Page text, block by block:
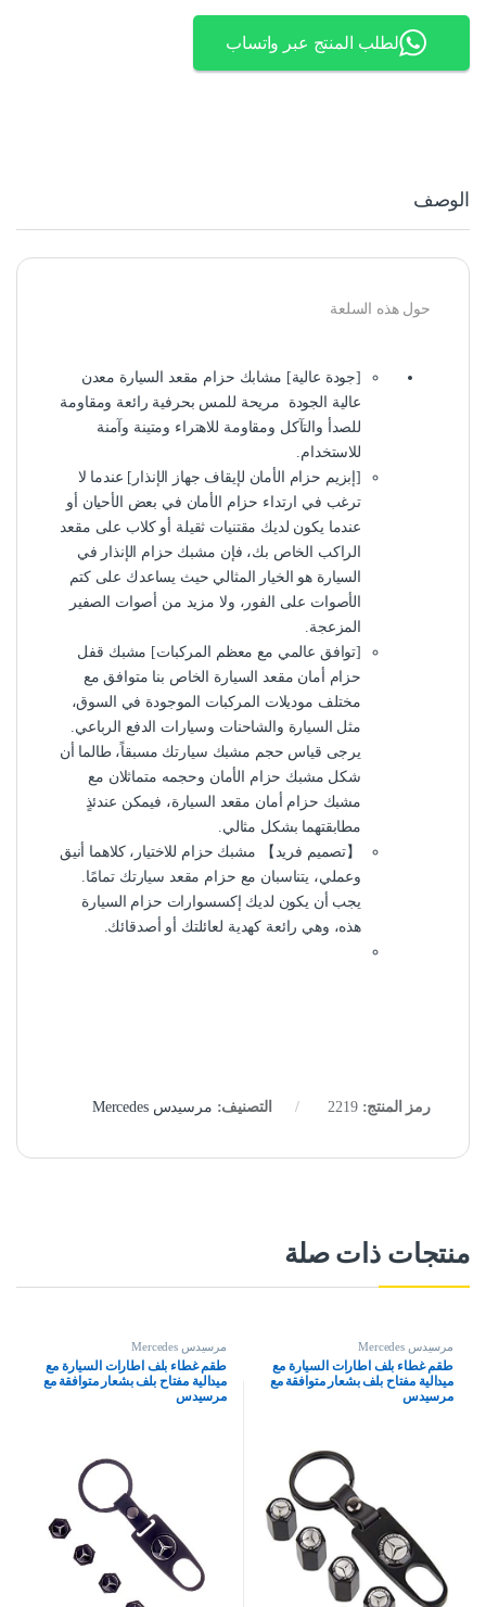
لطلب المنتج عبر واتساب
الوصف
حول هذه السلعة
[جودة عالية] مشابك حزام مقعد السيارة معدن
عالية الجودة مريحة للمس بحرفية رائعة ومقاومة
للصدأ والتآكل ومقاومة للاهتراء ومتينة وآمنة
للاستخدام.
[إبزيم حزام الأمان لإيقاف جهاز الإنذار] عندما لا
ترغب في ارتداء حزام الأمان في بعض الأحيان أو
عندما يكون لديك مقتنيات ثقيلة أو كلاب على مقعد
الراكب الخاص بك، فإن مشبك حزام الإنذار في
السيارة هو الخيار المثالي حيث يساعدك على كتم
الأصوات على الفور، ولا مزيد من أصوات الصفير
المزعجة.
[توافق عالمي مع معظم المركبات] مشبك قفل
حزام أمان مقعد السيارة الخاص بنا متوافق مع
مختلف موديلات المركبات الموجودة في السوق،
مثل السيارة والشاحنات وسيارات الدفع الرباعي.
يرجى قياس حجم مشبك سيارتك مسبقاً، طالما أن
شكل مشبك حزام الأمان وحجمه متماثلان مع
مشبك حزام أمان مقعد السيارة، فيمكن عندئذٍ
مطابقتهما بشكل مثالي.
【تصميم فريد】 مشبك حزام للاختيار، كلاهما أنيق
وعملي، يتناسبان مع حزام مقعد سيارتك تمامًا.
يجب أن يكون لديك إكسسوارات حزام السيارة
هذه، وهي رائعة كهدية لعائلتك أو أصدقائك.
رمز المنتج:2219 التصنيف: مرسيدس Mercedes
منتجات ذات صلة
مرسيدس Mercedes
طقم غطاء بلف اطارات السيارة مع
ميدالية مفتاح بلف بشعار متوافقة مع
مرسيدس
مرسيدس Mercedes
طقم غطاء بلف اطارات السيارة مع
ميدالية مفتاح بلف بشعار متوافقة مع
مرسيدس